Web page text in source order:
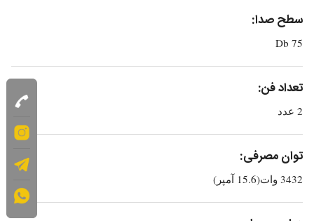
سطح صدا:
75 Db
تعداد فن:
2 عدد
توان مصرفی:
3432 وات(15.6 آمپر)